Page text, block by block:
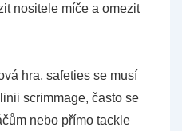
nositele míče a omezit
hra, safeties se musí
scrimmage, často se
nebo přímo tackle